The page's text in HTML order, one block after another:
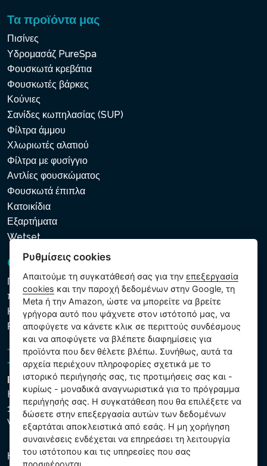
Τα προϊόντα μας
Πισίνες
Υδρομασάζ PureSpa
Φουσκωτά κρεβάτια
Φουσκωτές βάρκες
Κούνιες
Σανίδες κωπηλασίας (SUP)
Φίλτρα άμμου
Χλωριωτές αλατιού
Φίλτρα με φυσίγγιο
Αντλίες φουσκώματος
Φουσκωτά έπιπλα
Κατοικίδια
Εξαρτήματα
Wetset
GDPR και Cookies
Πολιτική προστασίας προσωπικών και λοιπών δεδομένων
που υποβάλλονται σε επεξεργασία
Κανόνες χρήσης των αρχείων cookie
Ρυθμίσεις cookies
Intex Trading, s.r.o.
Hradecká 2526/3
130 00 Praha 3
Vinohrady - Česká republika
Η εταιρεία είναι εγγεγραμμένη στο Δημοτικό Δικαστήριο της
Ρυθμίσεις cookies
Απαιτούμε τη συγκατάθεσή σας για τηνεπεξεργασία
cookies και την παροχή δεδομένων στην Google, τη
Meta ή την Amazon, ώστε να μπορείτε να βρείτε
γρήγορα αυτό που ψάχνετε στον ιστότοπό μας, να
αποφύγετε να κάνετε κλικ σε περιττούς συνδέσμους
και να αποφύγετε να βλέπετε διαφημίσεις για
προϊόντα που δεν θέλετε βλέπω. Συνήθως, αυτά τα
αρχεία περιέχουν πληροφορίες σχετικά με το
ιστορικό περιήγησής σας, τις προτιμήσεις σας και -
κυρίως - μοναδικά αναγνωριστικά για το πρόγραμμα
περιήγησής σας. Η συγκατάθεση που θα επιλέξετε να
δώσετε στην επεξεργασία αυτών των δεδομένων
εξαρτάται αποκλειστικά από εσάς. Η μη χορήγηση
συναινέσεις ενδέχεται να επηρεάσει τη λειτουργία
του ιστότοπου και τις υπηρεσίες που σας
προσφέρονται.